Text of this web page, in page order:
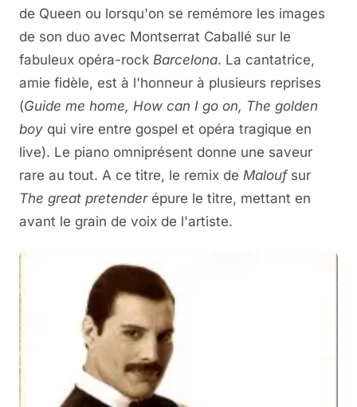
de Queen ou lorsqu'on se remémore les images
de son duo avec Montserrat Caballé sur le
fabuleux opéra-rock Barcelona. La cantatrice,
amie fidèle, est à l'honneur à plusieurs reprises
(Guide me home, How can I go on, The golden
boy qui vire entre gospel et opéra tragique en
live). Le piano omniprésent donne une saveur
rare au tout. A ce titre, le remix de Maloufsur
The great pretenderépure le titre, mettant en
avant le grain de voix de l'artiste.